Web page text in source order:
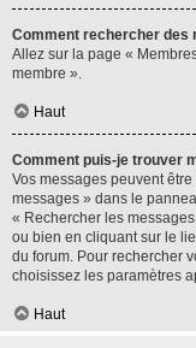
Comment rechercher des
Allez sur la page «
membre ».
Haut
Comment puis-je trouver
Vos messages peuvent
messages » dans le
« Rechercher les
ou bien en cliquant sur le
du forum. Pour rechercher
choisissez les paramètres
Haut